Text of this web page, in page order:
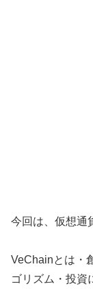
今回は、仮想通
VeChainとは・
ゴリズム・投資